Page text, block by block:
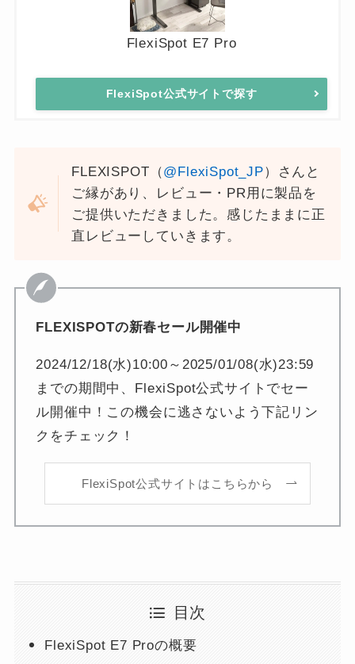
FlexiSpot E7 Pro
FlexiSpot公式サイトで探す
FLEXISPOT（@FlexiSpot_JP）さんと
ご縁があり、レビュー・PR用に製品を
ご提供いただきました。感じたままに正
直レビューしていきます。
FLEXISPOTの新春セール開催中
2024/12/18(水)10:00～2025/01/08(水)23:59
までの期間中、FlexiSpot公式サイトでセー
ル開催中！この機会に逃さないよう下記リン
クをチェック！
FlexiSpot公式サイトはこちらから
目次
FlexiSpot E7 Proの概要